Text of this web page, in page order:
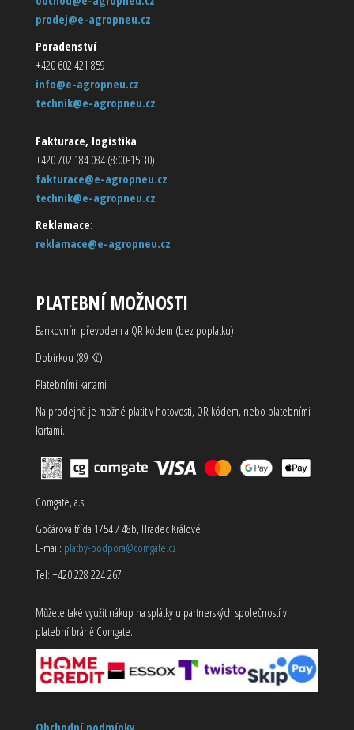
prodej@e-agropneu.cz
Poradenství
+420 602 421 859
info@e-agropneu.cz
technik@e-agropneu.cz
Fakturace, logistika
+420 702 184 084 (8:00-15:30)
fakturace@e-agropneu.cz
technik@e-agropneu.cz
Reklamace:
reklamace@e-agropneu.cz
PLATEBNÍ MOŽNOSTI
Bankovním převodem a QR kódem (bez poplatku)
Dobírkou (89 Kč)
Platebními kartami
Na prodejně je možné platit v hotovosti, QR kódem, nebo platebními
kartami.
Comgate, a.s.
Gočárova třída 1754 / 48b, Hradec Králové
E-mail: platby-podpora@comgate.cz
Tel: +420 228 224 267
Můžete také využít nákup na splátky u partnerských společností v
platební bráně Comgate.